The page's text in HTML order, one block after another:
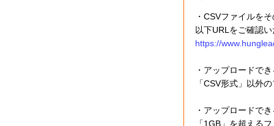
・CSVファイルを
以下URLをご確認
https://
・アップロードで
「CSV形式」以外
・アップロードで
「1GB」を超える